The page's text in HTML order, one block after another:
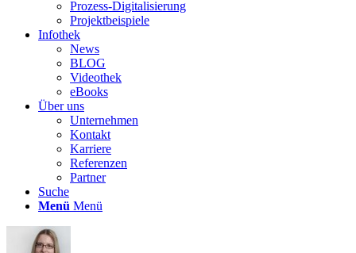
Prozess-Digitalisierung
Projektbeispiele
Infothek
News
BLOG
Videothek
eBooks
Über uns
Unternehmen
Kontakt
Karriere
Referenzen
Partner
Suche
Menü Menü